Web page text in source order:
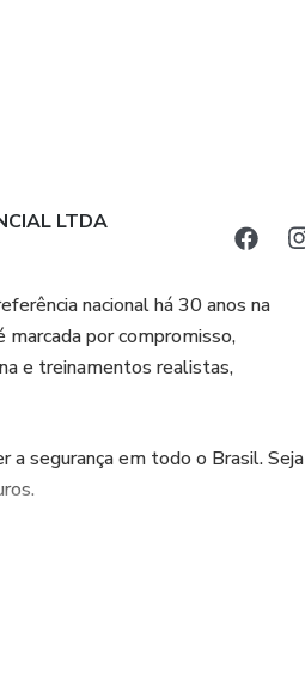
LTDA
nacional há 30 anos na
marcada por compromisso,
e treinamentos realistas,
a segurança em todo o Brasil. Seja